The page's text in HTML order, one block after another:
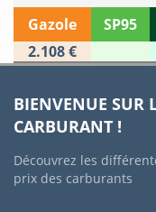
Gazole SP95
2.108 €
BIENVENUE SUR
CARBURANT !
Découvrez les
prix des carburants